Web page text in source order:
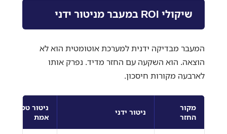
שיקולי ROI במעבר מניטור ידני
המעבר מבדיקה ידנית למערכת אוטומטית הוא לא
הוצאה. הוא השקעה עם החזר מדיד. נפרק אותו
לארבעה מקורות חיסכון.
מקור
החזר
ניטור ידני
ניטור
אמת